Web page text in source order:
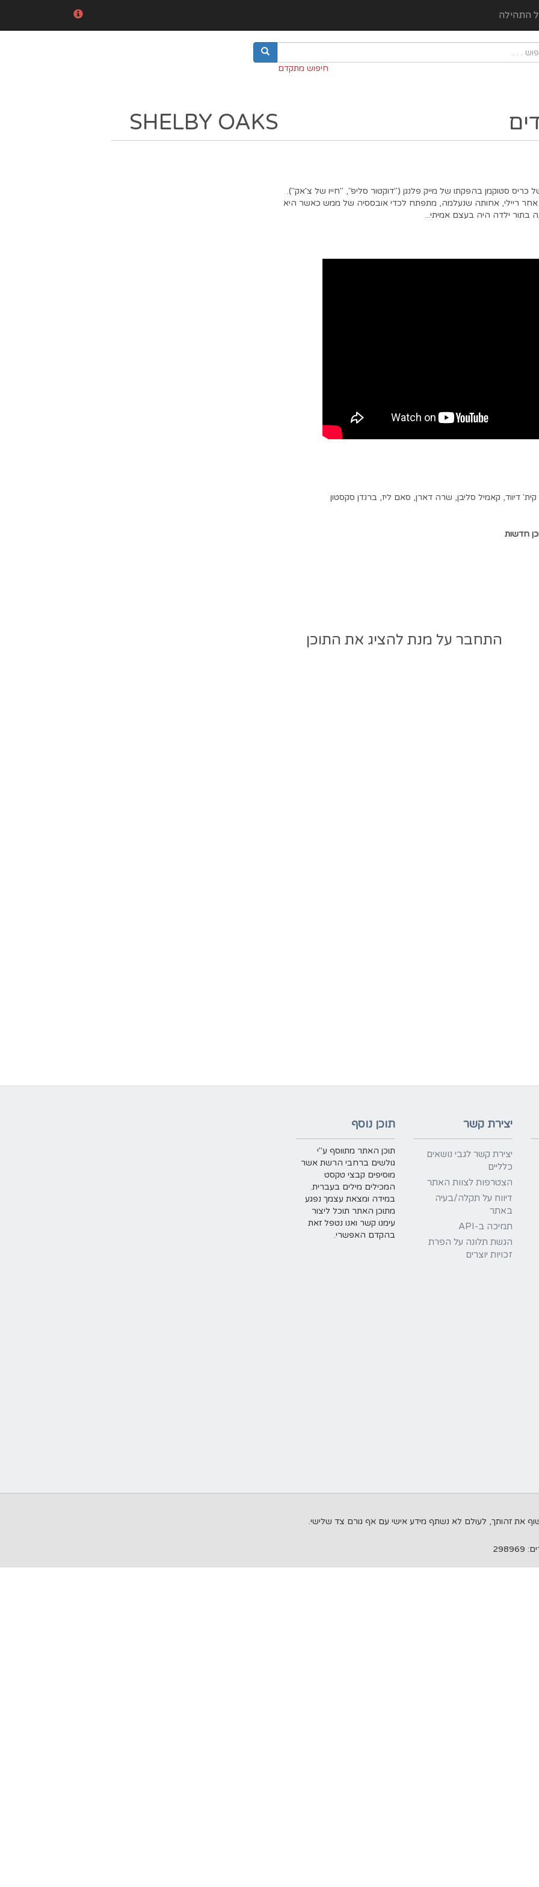
התהילה
חיפוש מתקדם
SHELBY OAKS
כריס סטוקמן בהפקתו של מייק פלנגן ("דוקטור סליפ", "חייו של צ'אק").
ריילי, אחותה שנעלמה, מתפתח לכדי אובססיה של ממש כאשר היא
ילדה היה בעצם אמיתי...
קית' דיווד, קאמיל סליבן, שרה דארן, סאם ליז,ברנדן סקסטון
חדשות
התחבר על מנת להציג את התוכן
יצירת קשר
יצירת קשר לגבי נושאים
כלליים
הצטרפות לצוות האתר
דיווח על תקלה/בעיה
באתר
תמיכה ב-API
הגשת תלונה על הפרת
זכויות יוצרים
תוכן נוסף
תוכן האתר מתווסף ע"י
גולשים ברחבי הרשת אשר
מוסיפים קבצי טקסט
המכילים מילים בעברית.
במידה ומצאת עצמך נפגע
מתוכן האתר תוכל ליצור
עימנו קשר ואנו נטפל זאת
בהקדם האפשרי.